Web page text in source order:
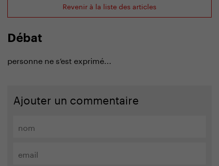
Revenir à la liste des articles
Débat
personne ne s’est exprimé...
Ajouter un commentaire